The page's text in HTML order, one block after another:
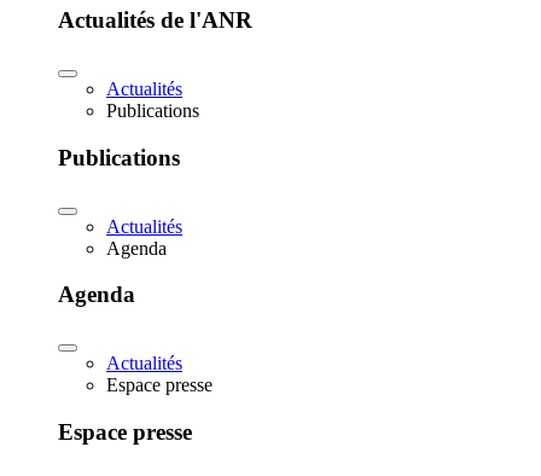
Actualités de l'ANR
Actualités
Publications
Publications
Actualités
Agenda
Agenda
Actualités
Espace presse
Espace presse